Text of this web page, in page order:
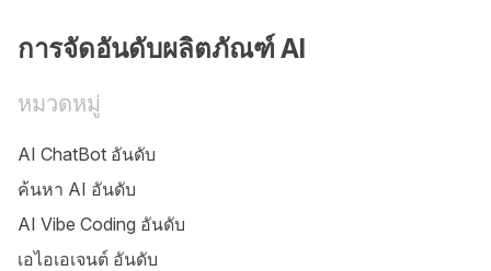
การจัดอันดับผลิตภัณฑ์ AI
หมวดหมู่
AI ChatBot อันดับ
ค้นหา AI อันดับ
AI Vibe Coding อันดับ
เอไอเอเจนต์ อันดับ